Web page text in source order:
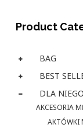
Product
BAG
BEST
DLA NIEGO
AKCESORIA
AKTÓWKI